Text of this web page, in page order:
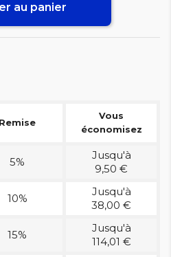
au panier
Remise
Vous
économisez
5%
Jusqu'à
9,50 €
10%
Jusqu'à
38,00 €
15%
Jusqu'à
114,01 €